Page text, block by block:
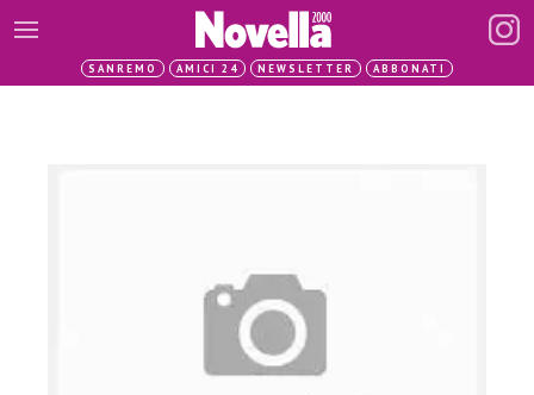
SANREMO AMICI 24 NEWSLETTER ABBONATI